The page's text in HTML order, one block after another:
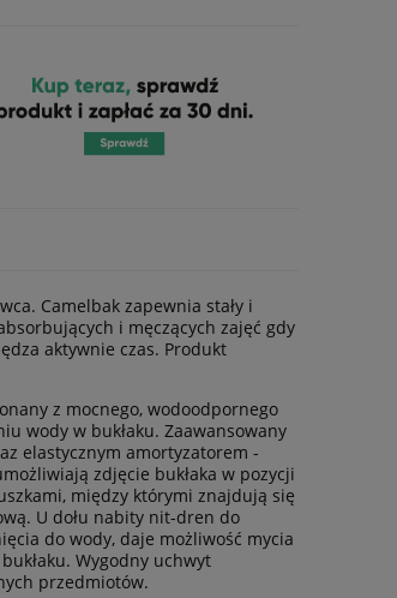
Camelbak zapewnia stały i
i męczących zajęć gdy
aktywnie czas. Produkt
z mocnego, wodoodpornego
wody w bukłaku. Zaawansowany
elastycznym amortyzatorem -
zdjęcie bukłaka w pozycji
między którymi znajdują się
U dołu nabity nit-dren do
do wody, daje możliwość mycia
Wygodny uchwyt
przedmiotów.